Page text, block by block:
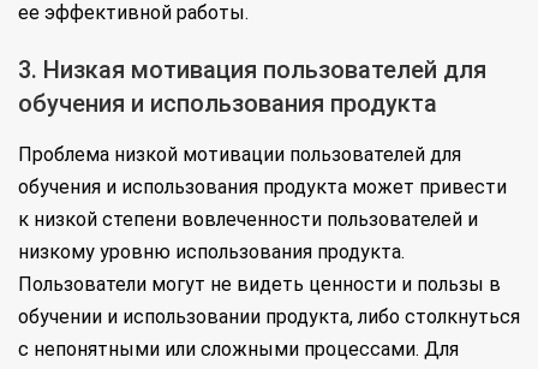
ее эффективной работы.
3. Низкая мотивация пользователей для
обучения и использования продукта
Проблема низкой мотивации пользователей для
обучения и использования продукта может привести
к низкой степени вовлеченности пользователей и
низкому уровню использования продукта.
Пользователи могут не видеть ценности и пользы в
обучении и использовании продукта, либо столкнуться
с непонятными или сложными процессами. Для